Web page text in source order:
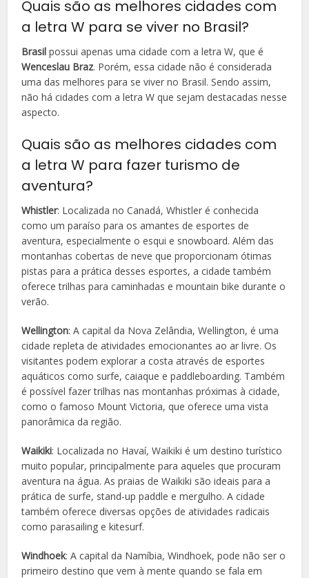
Quais são as melhores cidades com
a letra W para se viver no Brasil?
Brasil possui apenas uma cidade com a letra W, que é
Wenceslau Braz. Porém, essa cidade não é considerada
uma das melhores para se viver no Brasil. Sendo assim,
não há cidades com a letra W que sejam destacadas nesse
aspecto.
Quais são as melhores cidades com
a letra W para fazer turismo de
aventura?
Whistler: Localizada no Canadá, Whistler é conhecida
como um paraíso para os amantes de esportes de
aventura, especialmente o esqui e snowboard. Além das
montanhas cobertas de neve que proporcionam ótimas
pistas para a prática desses esportes, a cidade também
oferece trilhas para caminhadas e mountain bike durante o
verão.
Wellington: A capital da Nova Zelândia, Wellington, é uma
cidade repleta de atividades emocionantes ao ar livre. Os
visitantes podem explorar a costa através de esportes
aquáticos como surfe, caiaque e paddleboarding. Também
é possível fazer trilhas nas montanhas próximas à cidade,
como o famoso Mount Victoria, que oferece uma vista
panorâmica da região.
Waikiki: Localizada no Havaí, Waikiki é um destino turístico
muito popular, principalmente para aqueles que procuram
aventura na água. As praias de Waikiki são ideais para a
prática de surfe, stand-up paddle e mergulho. A cidade
também oferece diversas opções de atividades radicais
como parasailing e kitesurf.
Windhoek: A capital da Namíbia, Windhoek, pode não ser o
primeiro destino que vem à mente quando se fala em